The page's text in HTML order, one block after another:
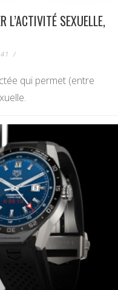
L’ACTIVITÉ SEXUELLE,
/
qui permet (entre